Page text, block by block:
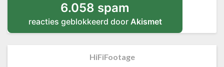
6.058 spam
reacties geblokkeerd door Akismet
HiFiFootage